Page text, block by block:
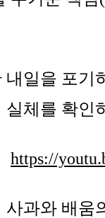
일을 포기
실체를 확인
https://
과와 배움